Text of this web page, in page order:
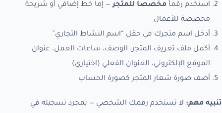
استخدم رقماً مخصصاً للمتجر— إما خط إضافي أو شريحة
مخصصة للأعمال
أدخل اسم متجرك في حقل “اسم النشاط التجاري”
أكمل ملف تعريف المتجر: الوصف، ساعات العمل، عنوان
الموقع الإلكتروني، العنوان الفعلي (اختياري)
أضف صورة شعار المتجر كصورة الحساب
تنبيه مهم: لا تستخدم رقمك الشخصي — بمجرد تسجيله في